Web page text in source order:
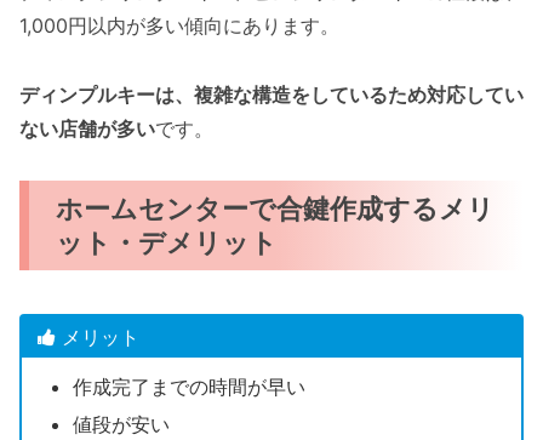
1,000円以内が多い傾向にあります。
ディンプルキーは、複雑な構造をしているため対応してい
ない店舗が多いです。
ホームセンターで合鍵作成するメリ
ット・デメリット
メリット
作成完了までの時間が早い
値段が安い